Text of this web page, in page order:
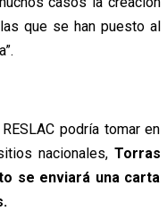
que se han puesto al
podría tomar en
nacionales,Torras
se enviará una carta